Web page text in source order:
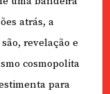
atrás, a
revelação e
cosmopolita
para